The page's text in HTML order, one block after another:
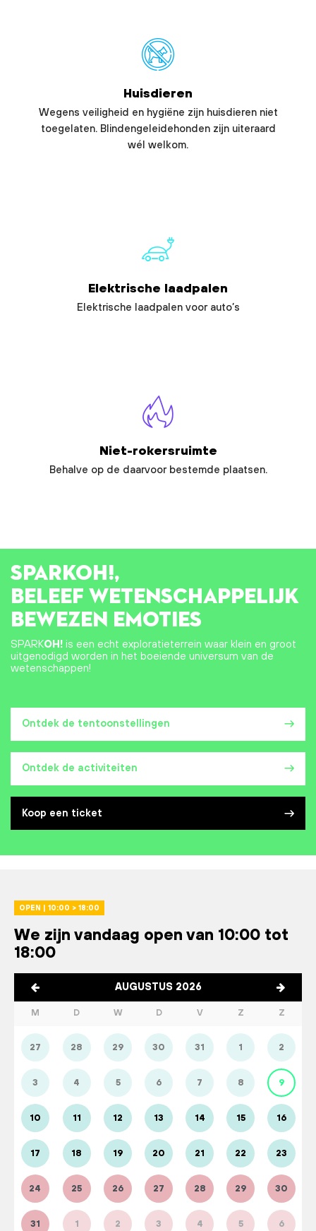
Huisdieren
Wegens veiligheid en hygiëne zijn huisdieren niet
toegelaten. Blindengeleidehonden zijn uiteraard
wél welkom.
Elektrische laadpalen
Elektrische laadpalen voor auto’s
Niet-rokersruimte
Behalve op de daarvoor bestemde plaatsen.
Ontdek de tentoonstellingen
Ontdek de activiteiten
Koop een ticket
SPARKOH!,
BELEEF WETENSCHAPPELIJK
BEWEZEN EMOTIES
SPARKOH! is een echt exploratieterrein waar klein en groot
uitgenodigd worden in het boeiende universum van de
wetenschappen!
OPEN | 10:00 > 18:00
We zijn vandaag open van 10:00 tot
18:00
AUGUSTUS 2026
M D W D V Z Z
27 28 29 30 31 1 2
3 4 5 6 7 8 9
10 11 12 13 14 15 16
17 18 19 20 21 22 23
24 25 26 27 28 29 30
31 1 2 3 4 5 6